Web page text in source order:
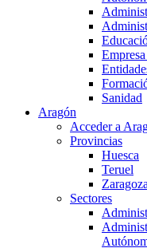
Sanidad
Aragón
Acceder a
Provincias
Huesca
Teruel
Zaragoza
Sectores